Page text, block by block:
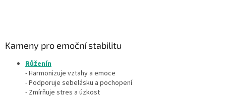
Kameny pro emoční stabilitu
Růženín
- Harmonizuje vztahy a emoce
- Podporuje sebelásku a pochopení
- Zmírňuje stres a úzkost